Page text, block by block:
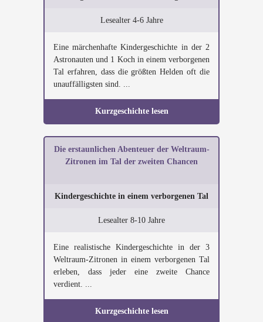
Lesealter 4-6 Jahre
Eine märchenhafte Kindergeschichte in der 2
Astronauten und 1 Koch in einem verborgenen
Tal erfahren, dass die größten Helden oft die
unauffälligsten sind. ...
Kurzgeschichte lesen
Die erstaunlichen Abenteuer der Weltraum-
Zitronen im Tal der zweiten Chancen
Kindergeschichte in einem verborgenen Tal
Lesealter 8-10 Jahre
Eine realistische Kindergeschichte in der 3
Weltraum-Zitronen in einem verborgenen Tal
erleben, dass jeder eine zweite Chance
verdient. ...
Kurzgeschichte lesen